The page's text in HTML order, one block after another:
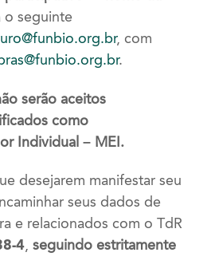
o seguinte
, com
.
serão aceitos
como
Individual – MEI.
desejarem manifestar seu
seus dados de
e relacionados com o TdR
4,seguindo estritamente